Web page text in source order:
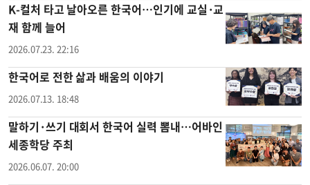
K-컬처 타고 날아오른 한국어…인기에 교실·교
재 함께 늘어
2026.07.23. 22:16
한국어로 전한 삶과 배움의 이야기
2026.07.13. 18:48
말하기·쓰기 대회서 한국어 실력 뽐내…어바인
세종학당 주최
2026.06.07. 20:00